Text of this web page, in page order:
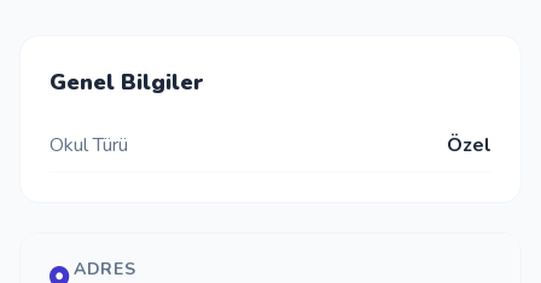
Genel Bilgiler
Okul Türü Özel
ADRES